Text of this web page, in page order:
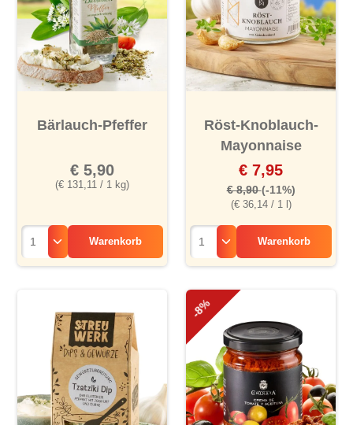
Bärlauch-Pfeffer
(€ 131,11 / 1 kg)
€ 5,90
Warenkorb
Röst-Knoblauch-
Mayonnaise
(€ 36,14 / 1 l)
€ 7,95
€ 8,90(-11%)
Warenkorb
-8%